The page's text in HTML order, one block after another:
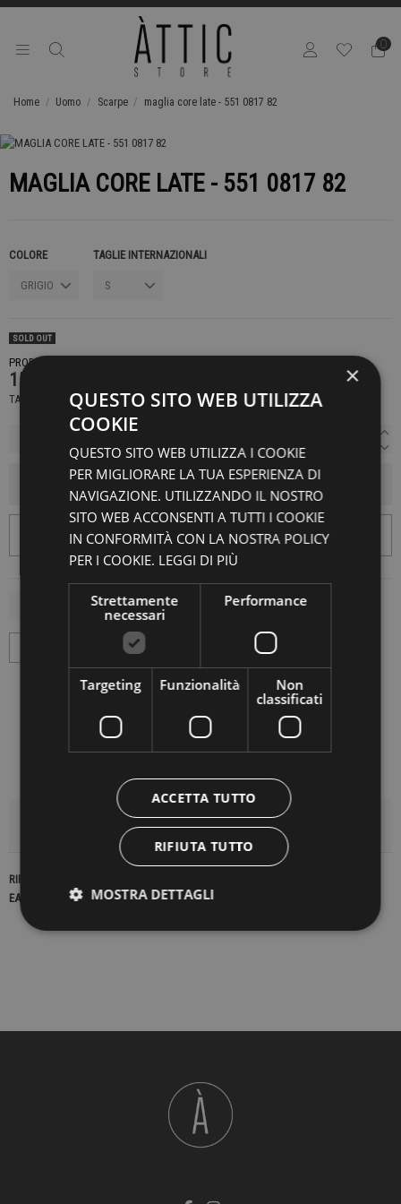
0
Home Uomo Scarpe maglia core late - 551 0817 82
MAGLIA CORE LATE - 551 0817 82
COLORE TAGLIE INTERNAZIONALI
SOLD OUT
PRODOTTO NON DISPONIBILE CONTATTACI PER SAPERE DI PIÙ
159,00 €
TASSE INCLUSE
AGGIUNGI AL CARRELLO
DETTAGLI DEL PRODOTTO
RIFERIMENTO
EAN13
2900000195271
×
QUESTO SITO WEB UTILIZZA
COOKIE
QUESTO SITO WEB UTILIZZA I COOKIE
PER MIGLIORARE LA TUA ESPERIENZA DI
NAVIGAZIONE. UTILIZZANDO IL NOSTRO
SITO WEB ACCONSENTI A TUTTI I COOKIE
IN CONFORMITÀ CON LA NOSTRA POLICY
PER I COOKIE. LEGGI DI PIÙ
Strettamente
necessari
Performance
Targeting Funzionalità
Non
classificati
ACCETTA TUTTO
RIFIUTA TUTTO
MOSTRA DETTAGLI